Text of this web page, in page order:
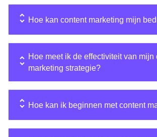
Hoe kan content marketing mijn
Hoe meet ik de effectiviteit van mijn
marketing strategie?
Hoe kan ik beginnen met content